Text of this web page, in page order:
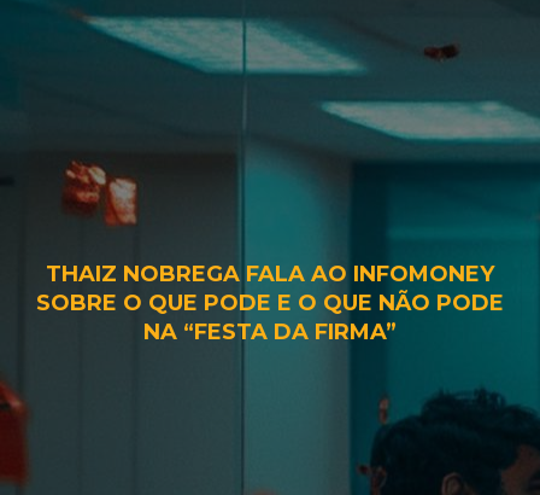
THAIZ NOBREGA FALA AO INFOMONEY
SOBRE O QUE PODE E O QUE NÃO PODE
NA “FESTA DA FIRMA”